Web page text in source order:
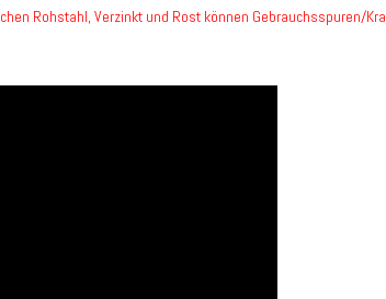
Rohstahl, Verzinkt und Rost können Gebrauchsspuren/